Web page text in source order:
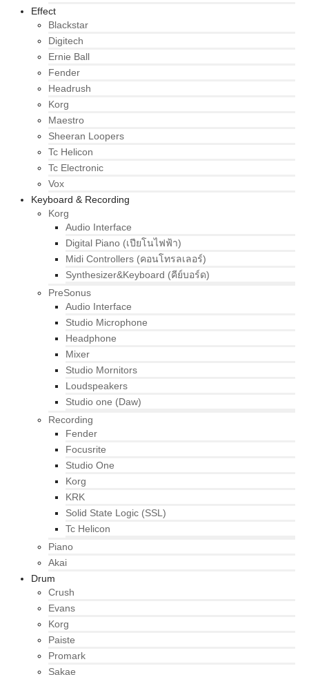
Effect
Blackstar
Digitech
Ernie Ball
Fender
Headrush
Korg
Maestro
Sheeran Loopers
Tc Helicon
Tc Electronic
Vox
Keyboard & Recording
Korg
Audio Interface
Digital Piano (เปียโนไฟฟ้า)
Midi Controllers (คอนโทรลเลอร์)
Synthesizer&Keyboard (คีย์บอร์ด)
PreSonus
Audio Interface
Studio Microphone
Headphone
Mixer
Studio Mornitors
Loudspeakers
Studio one (Daw)
Recording
Fender
Focusrite
Studio One
Korg
KRK
Solid State Logic (SSL)
Tc Helicon
Piano
Akai
Drum
Crush
Evans
Korg
Paiste
Promark
Sakae